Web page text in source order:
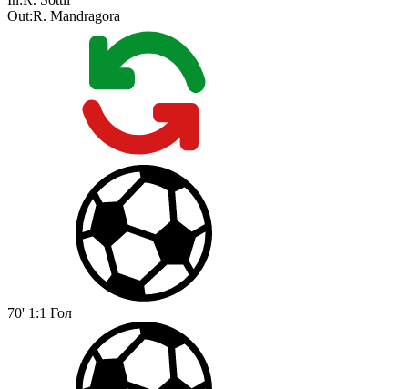
Out:R. Mandragora
70' 1:1 Гол